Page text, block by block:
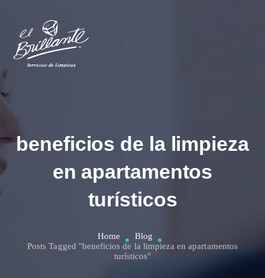
beneficios de la limpieza
en apartamentos
turísticos
Home
Blog
Posts Tagged "beneficios de la limpieza en apartamentos
turísticos"